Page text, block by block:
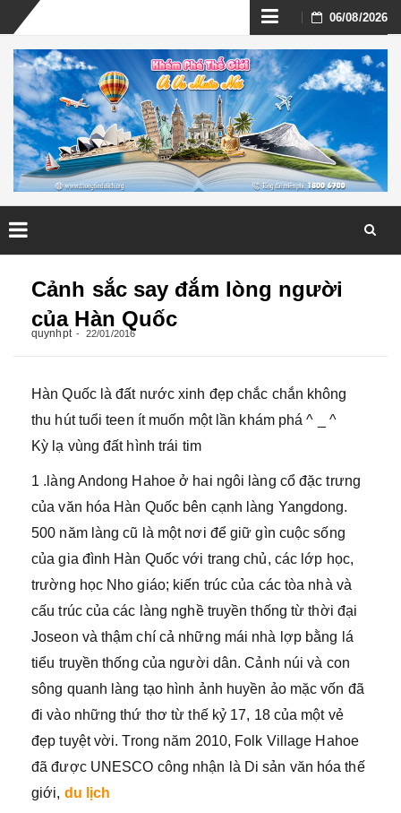
Skip
to
content
06/08/2026
Cảnh sắc say đắm lòng người
của Hàn Quốc
quynhpt 22/01/2016
Hàn Quốc là đất nước xinh đẹp chắc chắn không
thu hút tuổi teen ít muốn một lần khám phá ^ _ ^
Kỳ lạ vùng đất hình trái tim
1 .làng Andong Hahoe ở hai ngôi làng cổ đặc trưng
của văn hóa Hàn Quốc bên cạnh làng Yangdong.
500 năm làng cũ là một nơi để giữ gìn cuộc sống
của gia đình Hàn Quốc với trang chủ, các lớp học,
trường học Nho giáo; kiến trúc của các tòa nhà và
cấu trúc của các làng nghề truyền thống từ thời đại
Joseon và thậm chí cả những mái nhà lợp bằng lá
tiểu truyền thống của người dân. Cảnh núi và con
sông quanh làng tạo hình ảnh huyền ảo mặc vốn đã
đi vào những thứ thơ từ thế kỷ 17, 18 của một vẻ
đẹp tuyệt vời. Trong năm 2010, Folk Village Hahoe
đã được UNESCO công nhận là Di sản văn hóa thế
giới, du lịch